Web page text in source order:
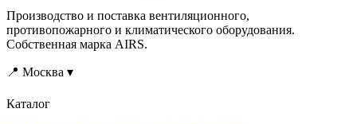
Производство и поставка вентиляционного,
противопожарного и климатического оборудования.
Собственная марка AIRS.
📍 Москва ▾
Каталог